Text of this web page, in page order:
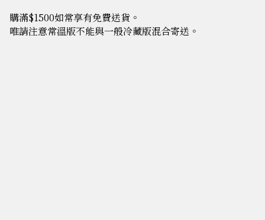
購滿$1500如常享有免費送貨。
唯請注意常溫版不能與一般冷藏版混合寄送。